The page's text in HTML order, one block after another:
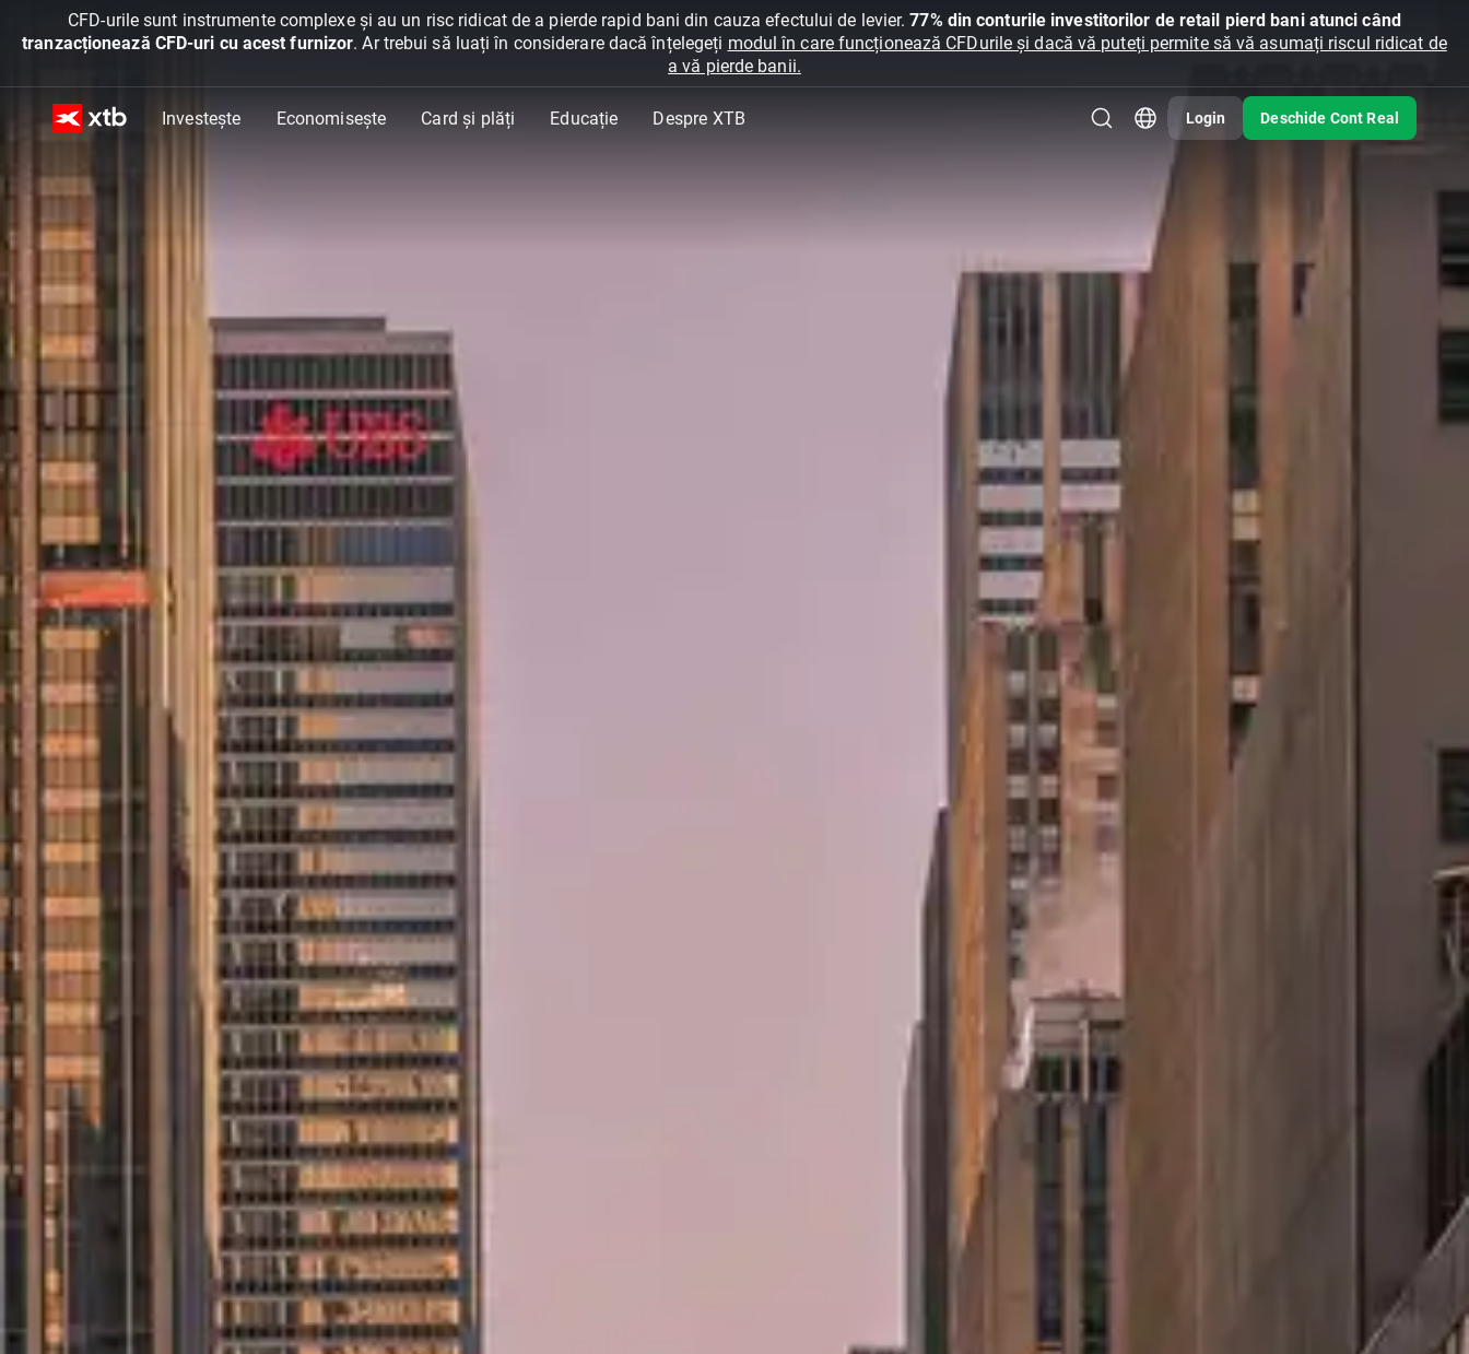
CFD-urile sunt instrumente complexe și au un risc ridicat de a pierde rapid bani din cauza efectului de levier.77% din conturile investitorilor de retail pierd bani atunci când
tranzacționează CFD-uri cu acest furnizor. Ar trebui să luați în considerare dacă înțelegeți modul în care funcționează CFDurile și dacă vă puteți permite să vă asumați riscul ridicat de
a vă pierde banii.
Investește Economisește Card și plăți Educație Despre XTB Login Deschide Cont Real